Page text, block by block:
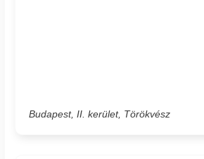
Budapest, II. kerület, Törökvész